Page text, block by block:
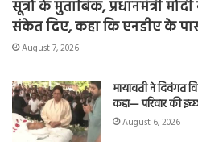
सूत्रों के मुताबिक, प्रधानमंत्री
संकेत दिए, कहा कि एनडीए के
August 7, 2026
मायावती ने दिवंगत
कहा— परिवार की
August 6, 2026